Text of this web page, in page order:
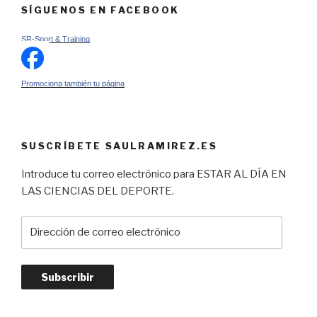
SÍGUENOS EN FACEBOOK
SR-Sport & Training
Promociona también tu página
SUSCRÍBETE SAULRAMIREZ.ES
Introduce tu correo electrónico para ESTAR AL DÍA EN
LAS CIENCIAS DEL DEPORTE.
electrónico
Subscribir